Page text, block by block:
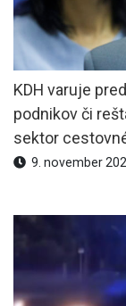
KDH varuje
podnikov či
sektor
9. november